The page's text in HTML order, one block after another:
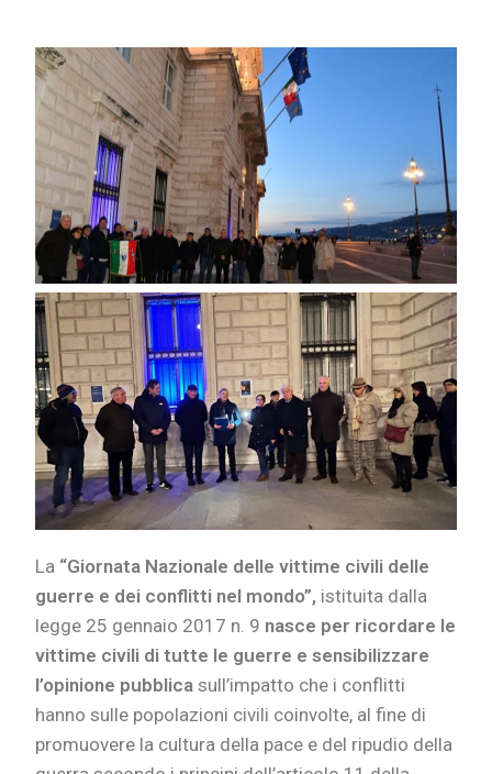
La “Giornata Nazionale delle vittime civili delle
guerre e dei conflitti nel mondo”, istituita dalla
legge 25 gennaio 2017 n. 9 nasce per ricordare le
vittime civili di tutte le guerre e sensibilizzare
l’opinione pubblica sull’impatto che i conflitti
hanno sulle popolazioni civili coinvolte, al fine di
promuovere la cultura della pace e del ripudio della